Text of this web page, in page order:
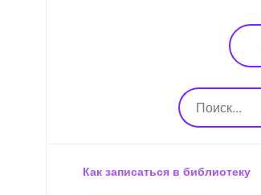
Как записаться в библиотеку